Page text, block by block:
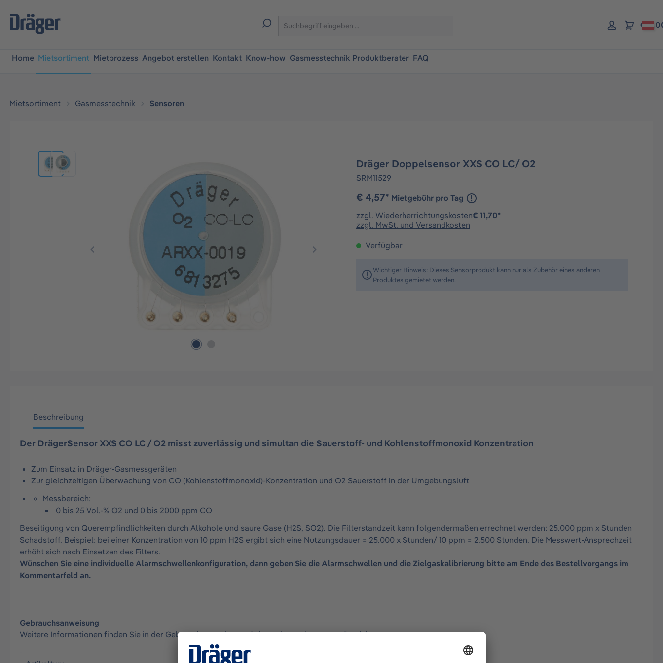
€
Home Mietsortiment Mietprozess Angebot erstellen Kontakt Know-how Gasmesstechnik Produktberater FAQ
Mietsortiment Gasmesstechnik Sensoren
Dräger Doppelsensor XXS CO LC/ O2
SRM11529
Mietgebühr pro Tag
€ 4,57*
zzgl. Wiederherrichtungskosten€ 11,70*
zzgl. MwSt. und Versandkosten
Verfügbar
Wichtiger Hinweis: Dieses Sensorprodukt kann nur als Zubehör eines anderen
Produktes gemietet werden.
Beschreibung
Der DrägerSensor XXS CO LC / O2 misst zuverlässig und simultan die Sauerstoff- und Kohlenstoffmonoxid Konzentration
Zum Einsatz in Dräger-Gasmessgeräten
Zur gleichzeitigen Überwachung von CO (Kohlenstoffmonoxid)-Konzentration und O2 Sauerstoff in der Umgebungsluft
Messbereich:
0 bis 25 Vol.-% O2 und 0 bis 2000 ppm CO
Beseitigung von Querempfindlichkeiten durch Alkohole und saure Gase (H2S, SO2). Die Filterstandzeit kann folgendermaßen errechnet werden: 25.000 ppm x Stunden
Schadstoff. Beispiel: bei einer Konzentration von 10 ppm H2S ergibt sich eine Nutzungsdauer = 25.000 x Stunden/ 10 ppm = 2.500 Stunden. Die Messwert-Ansprechzeit
erhöht sich nach Einsetzen des Filters.
Wünschen Sie eine individuelle Alarmschwellenkonfiguration, dann geben Sie die Alarmschwellen und die Zielgaskalibrierung bitte am Ende des Bestellvorgangs im
Kommentarfeld an.
Gebrauchsanweisung
Weitere Informationen finden Sie in der Gebrauchsanweisung:Gebrauchanweisung zum Produkt